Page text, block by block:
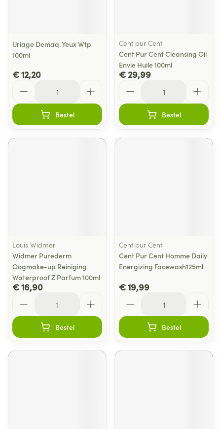
Uriage Demaq. Yeux Wtp
100ml
€ 12,20
Bestel
Cent pur Cent
Cent Pur Cent Cleansing Oil
Envie Huile 100ml
€ 29,99
Bestel
Louis Widmer
Widmer Purederm
Oogmake-up Reiniging
Waterproof Z Parfum 100ml
€ 16,90
Bestel
Cent pur Cent
Cent Pur Cent Homme Daily
Energizing Facewash125ml
€ 19,99
Bestel